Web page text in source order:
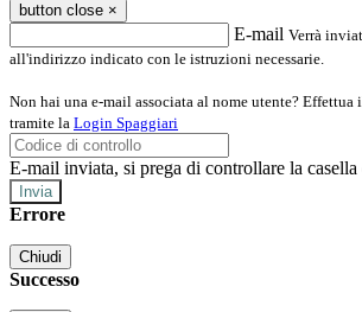
button close ×
E-mail Verrà
all'indirizzo indicato con le istruzioni necessarie.
Non hai una e-mail associata al nome utente? Effettua
tramite la Login Spaggiari
E-mail inviata, si prega di controllare la
Errore
Chiudi
Successo